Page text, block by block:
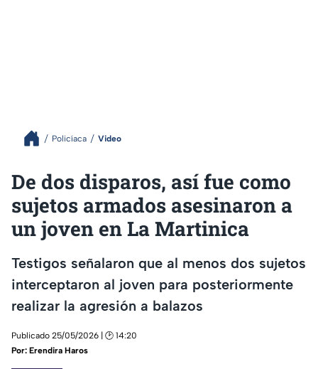
Policíaca Video
De dos disparos, así fue como
sujetos armados asesinaron a
un joven en La Martinica
Testigos señalaron que al menos dos sujetos
interceptaron al joven para posteriormente
realizar la agresión a balazos
Publicado 25/05/2026 | 🕑 14:20
Por: Erendira Haros